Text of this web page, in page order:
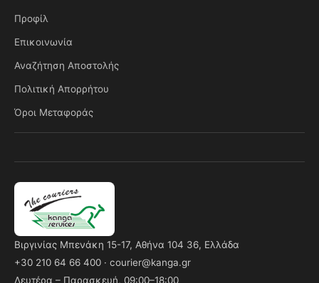
Προφίλ
Επικοινωνία
Αναζήτηση Αποστολής
Πολιτική Απορρήτου
Όροι Μεταφοράς
Βιργινίας Μπενάκη 15-17, Αθήνα 104 36, Ελλάδα
+30 210 64 66 400 · courier@kanga.gr
Δευτέρα – Παρασκευή, 09:00–18:00